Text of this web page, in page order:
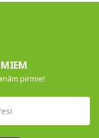
pirmie!